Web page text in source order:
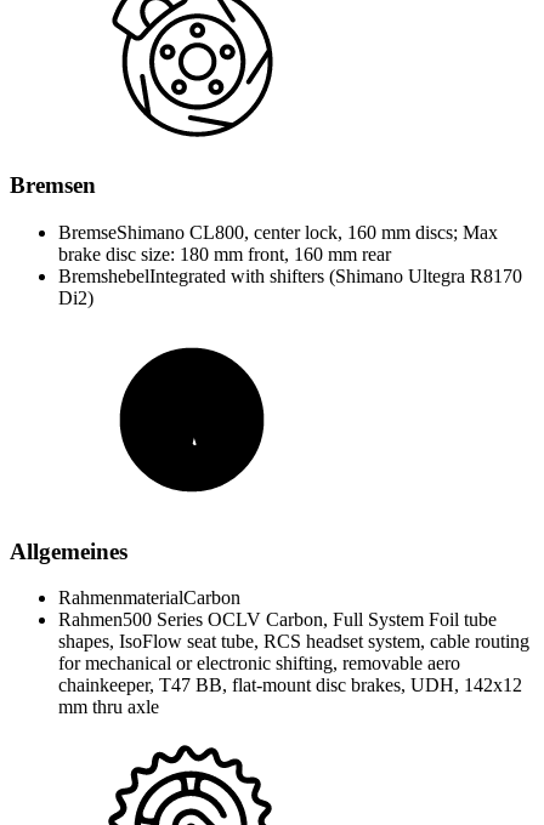
Bremsen
BremseShimano CL800, center lock, 160 mm discs; Max
brake disc size: 180 mm front, 160 mm rear
BremshebelIntegrated with shifters (Shimano Ultegra R8170
Di2)
Allgemeines
RahmenmaterialCarbon
Rahmen500 Series OCLV Carbon, Full System Foil tube
shapes, IsoFlow seat tube, RCS headset system, cable routing
for mechanical or electronic shifting, removable aero
chainkeeper, T47 BB, flat-mount disc brakes, UDH, 142x12
mm thru axle